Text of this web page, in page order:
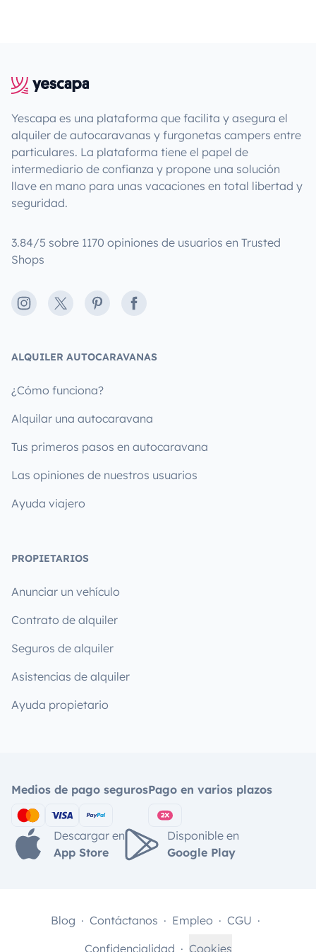
Yescapa es una plataforma que facilita y asegura el
alquiler de autocaravanas y furgonetas campers entre
particulares. La plataforma tiene el papel de
intermediario de confianza y propone una solución
llave en mano para unas vacaciones en total libertad y
seguridad.
3.84/5 sobre 1170 opiniones de usuarios en Trusted
Shops
Instagram
X PinterestFacebook
ALQUILER AUTOCARAVANAS
¿Cómo funciona?
Alquilar una autocaravana
Tus primeros pasos en autocaravana
Las opiniones de nuestros usuarios
Ayuda viajero
PROPIETARIOS
Anunciar un vehículo
Contrato de alquiler
Seguros de alquiler
Asistencias de alquiler
Ayuda propietario
Medios de pago segurosPago en varios plazos
Descargar en
App Store
Disponible en
Google Play
Blog Contáctanos Empleo
CGU
Confidencialidad
Cookies